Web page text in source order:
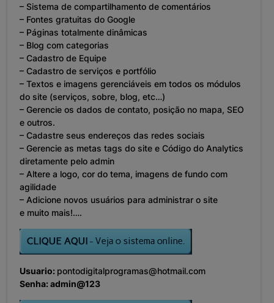
– Sistema de compartilhamento de comentários
– Fontes gratuitas do Google
– Páginas totalmente dinâmicas
– Blog com categorias
– Cadastro de Equipe
– Cadastro de serviços e portfólio
– Textos e imagens gerenciáveis em todos os módulos
do site (serviços, sobre, blog, etc…)
– Gerencie os dados de contato, posição no mapa, SEO
e outros.
– Cadastre seus endereços das redes sociais
– Gerencie as metas tags do site e Código do Analytics
diretamente pelo admin
– Altere a logo, cor do tema, imagens de fundo com
agilidade
– Adicione novos usuários para administrar o site
e muito mais!….
Usuario: pontodigitalprogramas@hotmail.com
Senha: admin@123